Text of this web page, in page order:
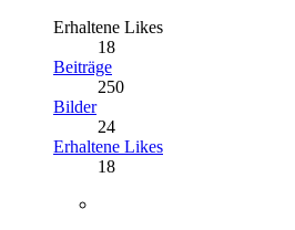
Erhaltene Likes
18
Beiträge
250
Bilder
24
Erhaltene Likes
18